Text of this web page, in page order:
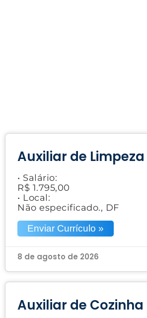
Auxiliar de Limpeza
• Salário:
R$ 1.795,00
• Local:
Não especificado., DF
Enviar Currículo »
8 de agosto de 2026
Auxiliar de Cozinha